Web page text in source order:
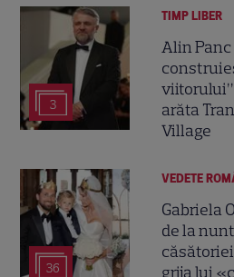
3
TIMP LIBER
Alin Panc
viitorului”
arăta
Village
36
VEDETE
Gabriela
de la
grija lui